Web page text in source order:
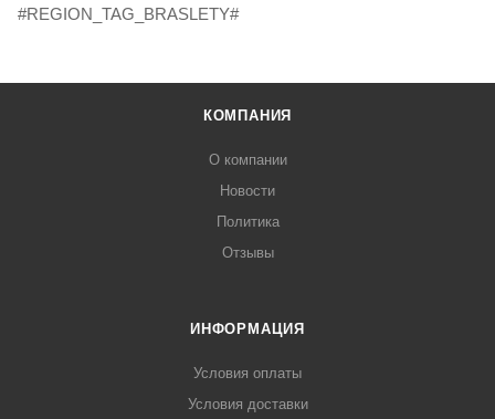
#REGION_TAG_BRASLETY#
КОМПАНИЯ
О компании
Новости
Политика
Отзывы
ИНФОРМАЦИЯ
Условия оплаты
Условия доставки